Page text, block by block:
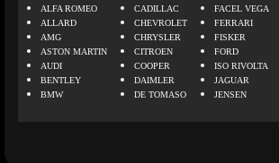
ALFA ROMEO
ALLARD
AMG
ASTON MARTIN
AUDI
BENTLEY
BMW
CADILLAC
CHEVROLET
CHRYSLER
CITROEN
COOPER
DAIMLER
DE TOMASO
FACEL VEGA
FERRARI
FISKER
FORD
ISO RIVOLTA
JAGUAR
JENSEN